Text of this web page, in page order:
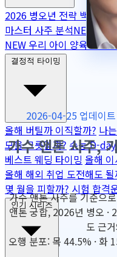
2026 병오년 전략 백서
마스터 사주 분석NEW무보
NEW 우리 아이 양육 궁합
결정적 타이밍
올해 버틸까 이직할까? 나
모을 그릇일까? 수능 D-
베스트 웨딩 타이밍 올해
올해 해외 취업 도전해도
몇 월을 피할까? 시험 합격
인기 시리즈
2026-04-25 업데이
가수 앤톤 사주,
가수 앤톤 사주를 기준으
앤톤 궁합, 2026년 병오 ·
도 근
오행 분포: 목 44.5% · 화